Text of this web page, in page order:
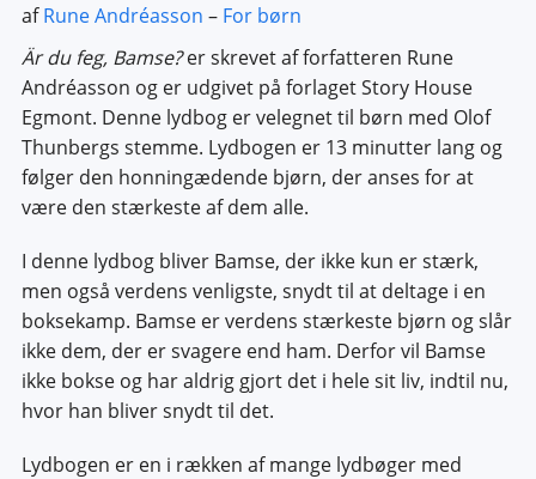
afRune Andréasson – For børn
Är du feg, Bamse?er skrevet af forfatteren Rune
Andréasson og er udgivet på forlaget Story House
Egmont. Denne lydbog er velegnet til børn med Olof
Thunbergs stemme. Lydbogen er 13 minutter lang og
følger den honningædende bjørn, der anses for at
være den stærkeste af dem alle.
I denne lydbog bliver Bamse, der ikke kun er stærk,
men også verdens venligste, snydt til at deltage i en
boksekamp. Bamse er verdens stærkeste bjørn og slår
ikke dem, der er svagere end ham. Derfor vil Bamse
ikke bokse og har aldrig gjort det i hele sit liv, indtil nu,
hvor han bliver snydt til det.
Lydbogen er en i rækken af ​​mange lydbøger med